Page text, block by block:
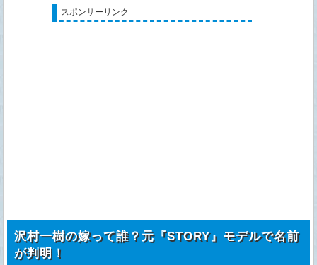
スポンサーリンク
沢村一樹の嫁って誰？元『STORY』モデルで名前
が判明！